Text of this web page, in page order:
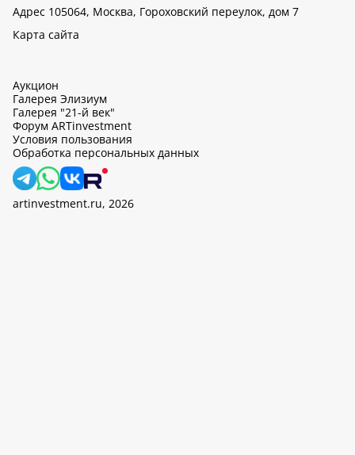
Адрес 105064, Москва, Гороховский переулок, дом 7
Карта сайта
Аукцион
Галерея Элизиум
Галерея "21-й век"
Форум ARTinvestment
Условия пользования
Обработка персональных данных
artinvestment.ru, 2026